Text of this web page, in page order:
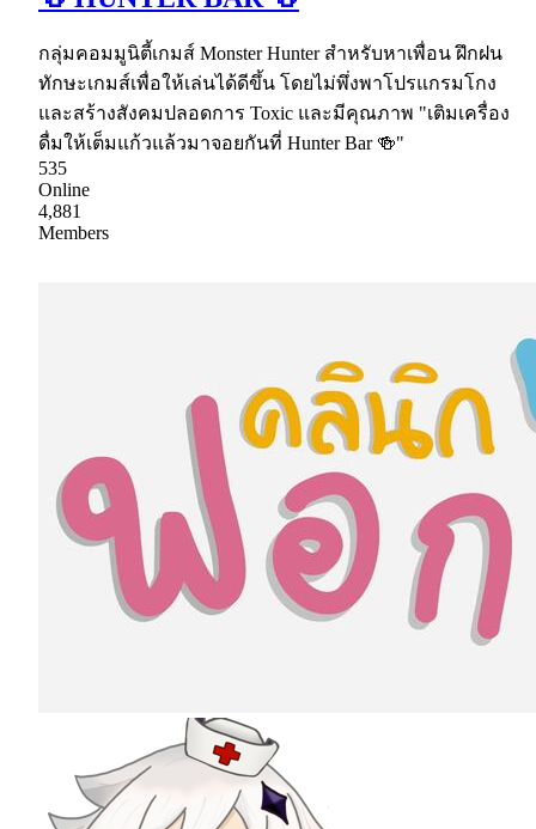
กลุ่มคอมมูนิตี้เกมส์ Monster Hunter สำหรับหาเพื่อน ฝึกฝน
ทักษะเกมส์เพื่อให้เล่นได้ดีขึ้น โดยไม่พึ่งพาโปรแกรมโกง
และสร้างสังคมปลอดการ Toxic และมีคุณภาพ "เติมเครื่อง
ดื่มให้เต็มแก้วแล้วมาจอยกันที่ Hunter Bar 🍻"
535
Online
4,881
Members